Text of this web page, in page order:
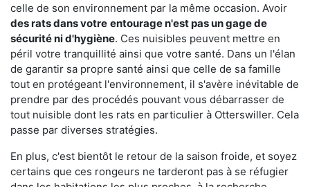
celle de son environnement par la même occasion. Avoir
des rats dans votre entourage n'est pas un gage de
sécurité ni d'hygiène. Ces nuisibles peuvent mettre en
péril votre tranquillité ainsi que votre santé. Dans un l'élan
de garantir sa propre santé ainsi que celle de sa famille
tout en protégeant l'environnement, il s'avère inévitable de
prendre par des procédés pouvant vous débarrasser de
tout nuisible dont les rats en particulier à Otterswiller. Cela
passe par diverses stratégies.
En plus, c'est bientôt le retour de la saison froide, et soyez
certains que ces rongeurs ne tarderont pas à se réfugier